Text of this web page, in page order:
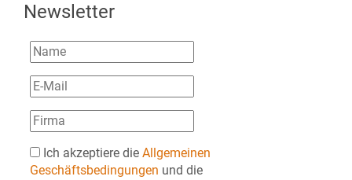
Newsletter
Ich akzeptiere die Allgemeinen
Geschäftsbedingungen und die